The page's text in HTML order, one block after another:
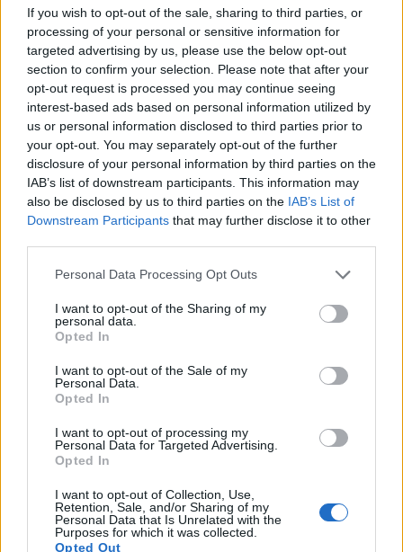
If you wish to opt-out of the sale, sharing to third parties, or
processing of your personal or sensitive information for
targeted advertising by us, please use the below opt-out
section to confirm your selection. Please note that after your
opt-out request is processed you may continue seeing
interest-based ads based on personal information utilized by
us or personal information disclosed to third parties prior to
your opt-out. You may separately opt-out of the further
disclosure of your personal information by third parties on the
IAB’s list of downstream participants. This information may
also be disclosed by us to third parties on the IAB’s List of
Downstream Participants that may further disclose it to other
Please note that this website/app uses one or more Google
not limited to your visit or usage behaviour. You may click to
grant or deny consent to Google and its third-party tags to
use your data for below specified purposes in below Google
consent section.
Personal Data Processing Opt Outs
I want to opt-out of the Sharing of my
personal data.
Opted In
I want to opt-out of the Sale of my
Personal Data.
Opted In
I want to opt-out of processing my
Personal Data for Targeted Advertising.
Opted In
I want to opt-out of Collection, Use,
Retention, Sale, and/or Sharing of my
Personal Data that Is Unrelated with the
Purposes for which it was collected.
Opted Out
அருகுலாவின் மிளகு சுவை பல உணவுகளுக்கு
ஏற்றதாக அமைகிறது. உங்கள் உணவுகளுக்கு
ஒரு தனித்துவமான சுவையைச் சேர்க்க இது
சரியானது. மொறுமொறுப்பான அமைப்பு
மற்றும் பிரகாசமான நிறத்திற்கு சாலட்களில்
இதைப் பச்சையாகப் பயன்படுத்துங்கள்.
அருகுலாவுடன் சமைக்கும்போது, உங்கள்
உணவுகள் இன்னும் சிறப்பாக இருக்கும். இதை
பீட்சா டாப்பிங்காக முயற்சிக்கவும் அல்லது
பெஸ்டோவுடன் கலக்கவும். இது சிட்ரஸ்,
பாஸ்தாவிற்கு ஏற்றதாக அமைகிறது.
அருகுலாவின் காரமான சுவை எந்த
உணவையும் மிகவும் உற்சாகப்படுத்துகிறது.
இது குளிர்ந்த மற்றும் சூடான உணவுகளுக்கு
சேர்ப்பது சமையலறையில் புதிய
யோசனைகளைத் தூண்டும்.
அருகுலாவை உங்கள்
உணவில் சேர்த்துக்
கொள்ளுங்கள்